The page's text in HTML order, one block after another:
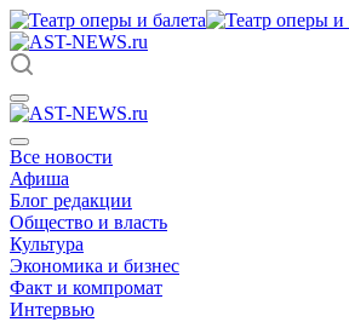
Все новости
Афиша
Блог редакции
Общество и власть
Культура
Экономика и бизнес
Факт и компромат
Интервью